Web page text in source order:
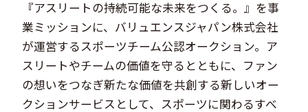
『アスリートの持続可能な未来をつくる。』を事
業ミッションに、バリュエンスジャパン株式会社
が運営するスポーツチーム公認オークション。ア
スリートやチームの価値を守るとともに、ファン
の想いをつなぎ新たな価値を共創する新しいオー
クションサービスとして、スポーツに関わるすべ